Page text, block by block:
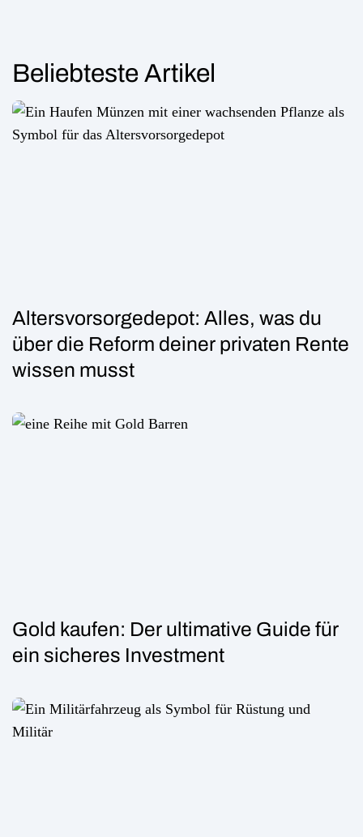
Beliebteste Artikel
Altersvorsorgedepot: Alles, was du
über die Reform deiner privaten Rente
wissen musst
Gold kaufen: Der ultimative Guide für
ein sicheres Investment